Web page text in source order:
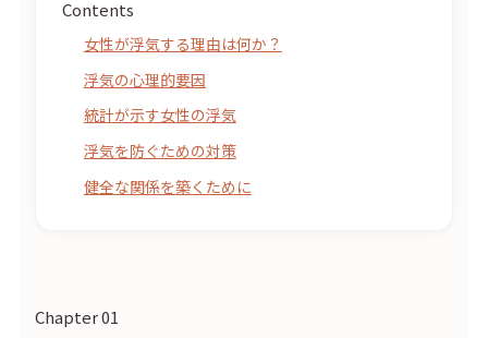
Contents
女性が浮気する理由は何か？
浮気の心理的要因
統計が示す女性の浮気
浮気を防ぐための対策
健全な関係を築くために
Chapter 01